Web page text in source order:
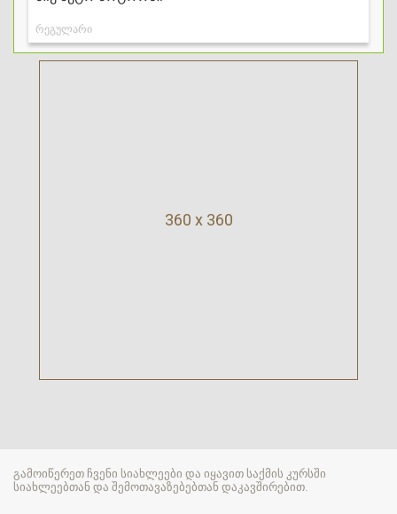
360 x 360
გამოიწერეთ ჩვენი სიახლეები და იყავით საქმის კურსში
სიახლეებთან და შემოთავაზებებთან დაკავშირებით.